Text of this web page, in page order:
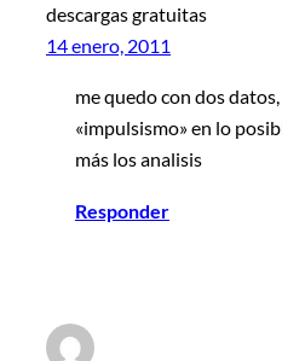
descargas gratuitas
14 enero, 2011
me quedo con dos
«impulsismo» en lo
más los analisis
Responder